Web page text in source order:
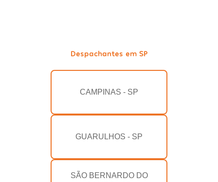
Despachantes em SP
CAMPINAS - SP
GUARULHOS - SP
SÃO BERNARDO DO